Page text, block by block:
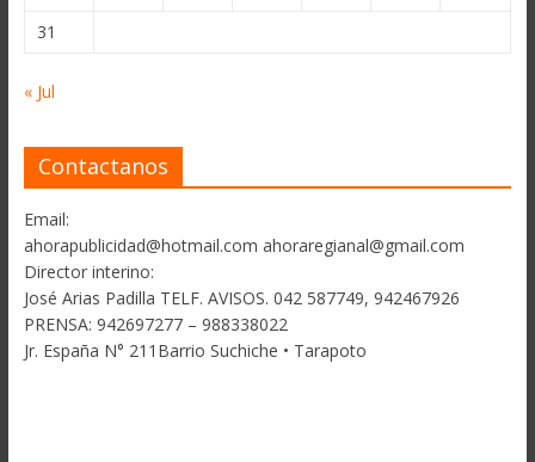
31
« Jul
Contactanos
Email:
ahorapublicidad@hotmail.com ahoraregianal@gmail.com
Director interino:
José Arias Padilla TELF. AVISOS. 042 587749, 942467926
PRENSA: 942697277 – 988338022
Jr. España N° 211Barrio Suchiche • Tarapoto